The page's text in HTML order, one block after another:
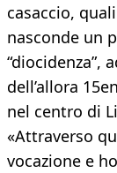
casaccio,
nasconde un
“diocidenza”,
dell’allora
nel centro di
«Attraverso
vocazione e